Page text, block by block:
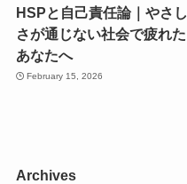
HSPと自己責任論｜やさし
さが通じない社会で疲れた
あなたへ
February 15, 2026
Archives